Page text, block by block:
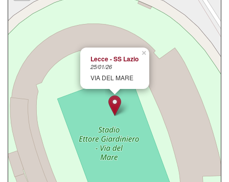
×
Lecce - SS Lazio
25/01/26
VIA DEL MARE